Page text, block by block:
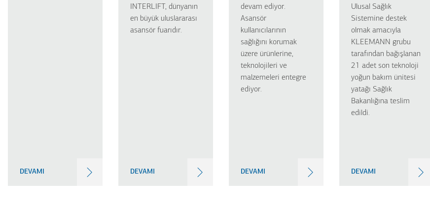
DEVAMI
INTERLIFT, dünyanın
en büyük uluslararası
asansör fuarıdır.
DEVAMI
devam ediyor.
Asansör
kullanıcılarının
sağlığını korumak
üzere ürünlerine,
teknolojileri ve
malzemeleri entegre
ediyor.
DEVAMI
Ulusal Sağlık
Sistemine destek
olmak amacıyla
KLEEMANN grubu
tarafından bağışlanan
21 adet son teknoloji
yoğun bakım ünitesi
yatağı Sağlık
Bakanlığına teslim
edildi.
DEVAMI